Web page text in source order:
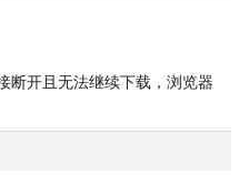
断开且无法继续下载，浏览器